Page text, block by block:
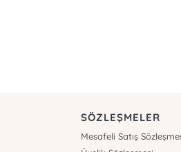
SÖZLEŞMELER
Mesafeli Satış